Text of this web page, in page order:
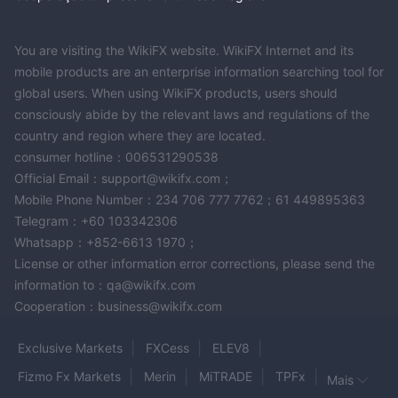
uma alavancagem máxima de1:200.É importante entender
que a alavancagem amplifica tanto os lucros quanto as perdas.
Maior alavancagem aumenta o potencial de maiores retornos,
mas também aumenta o risco de perder o capital depositado.
Os comerciantes devem ter cautela e considerar sua tolerância
ao risco antes de utilizar a alavancagem em suas atividades
comerciais.
Spreads & Comissões
ORBI TRADEoferece diferentes spreads e comissões para seus
vários tipos de conta. a conta de recreação tem spreads a
partir de1,5 pips,a conta Syariah oferece spreads de
as contas Professional e Signature fornecem spreads a partir de
0,8 pips.
enquanto a conta Signature incorre em uma comissão
You are visiting the WikiFX website. WikiFX Internet and its
mobile products are an enterprise information searching tool for
global users. When using WikiFX products, users should
consciously abide by the relevant laws and regulations of the
country and region where they are located.
consumer hotline：006531290538
Official Email：support@wikifx.com；
Mobile Phone Number：234 706 777 7762；61 449895363
Telegram：+60 103342306
Whatsapp：+852-6613 1970；
License or other information error corrections, please send the
information to：qa@wikifx.com
Cooperation：business@wikifx.com
Exclusive Markets FXCess
ELEV8
Fizmo Fx Markets
Merin MiTRADE
TPFx
Mais